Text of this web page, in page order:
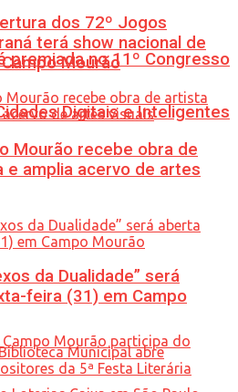
premiada no 11º Congresso
Digitais e Inteligentes
dos 72º Jogos
terá show nacional de
Mourão
Mourão recebe obra de
e amplia acervo de artes
da Dualidade” será
feira (31) em Campo